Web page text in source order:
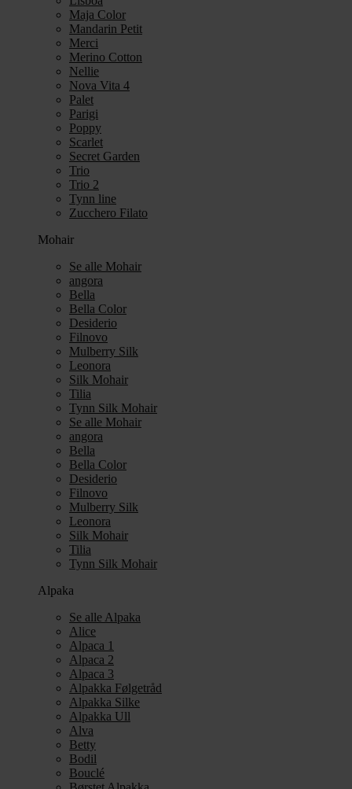
Maja Color
Mandarin Petit
Merci
Merino Cotton
Nellie
Nova Vita 4
Palet
Parigi
Poppy
Scarlet
Secret Garden
Trio
Trio 2
Tynn line
Zucchero Filato
Mohair
Se alle Mohair
angora
Bella
Bella Color
Desiderio
Filnovo
Mulberry Silk
Leonora
Silk Mohair
Tilia
Tynn Silk Mohair
Se alle Mohair
angora
Bella
Bella Color
Desiderio
Filnovo
Mulberry Silk
Leonora
Silk Mohair
Tilia
Tynn Silk Mohair
Alpaka
Se alle Alpaka
Alice
Alpaca 1
Alpaca 2
Alpaca 3
Alpakka Følgetråd
Alpakka Silke
Alpakka Ull
Alva
Betty
Bodil
Bouclé